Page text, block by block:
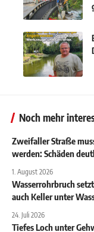
Noch mehr
Zweifaller Straße
werden: Schäden
1. August 2026
Wasserrohrbruch
auch Keller unter
24. Juli 2026
Tiefes Loch unter